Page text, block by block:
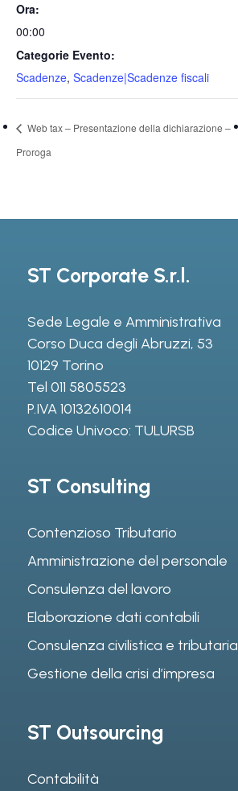
Ora:
00:00
Categorie Evento:
Scadenze, Scadenze|Scadenze fiscali
Web tax – Presentazione della dichiarazione –
Proroga
ST Corporate S.r.l.
Sede Legale e Amministrativa
Corso Duca degli Abruzzi, 53
10129 Torino
Tel 011 5805523
P.IVA 10132610014
Codice Univoco: TULURSB
ST Consulting
Contenzioso Tributario
Amministrazione del personale
Consulenza del lavoro
Elaborazione dati contabili
Consulenza civilistica e tributaria
Gestione della crisi d’impresa
ST Outsourcing
Contabilità